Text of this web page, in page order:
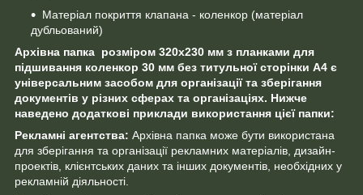
Матеріал покриття клапана - коленкор (матеріал
дубльований)
Архівна папка розміром 320x230 мм з планками для
підшивання коленкор 30 мм без титульної сторінки А4 є
універсальним засобом для організації та зберігання
документів у різних сферах та організаціях. Нижче
наведено додаткові приклади використання цієї папки:
Рекламні агентства: Архівна папка може бути використана
для зберігання та організації рекламних матеріалів, дизайн-
проектів, клієнтських даних та інших документів, необхідних у
рекламній діяльності.